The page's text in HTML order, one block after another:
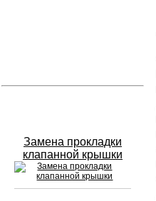
Замена прокладки
клапанной крышки